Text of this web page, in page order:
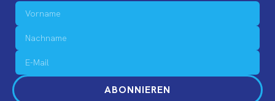
ABONNIEREN